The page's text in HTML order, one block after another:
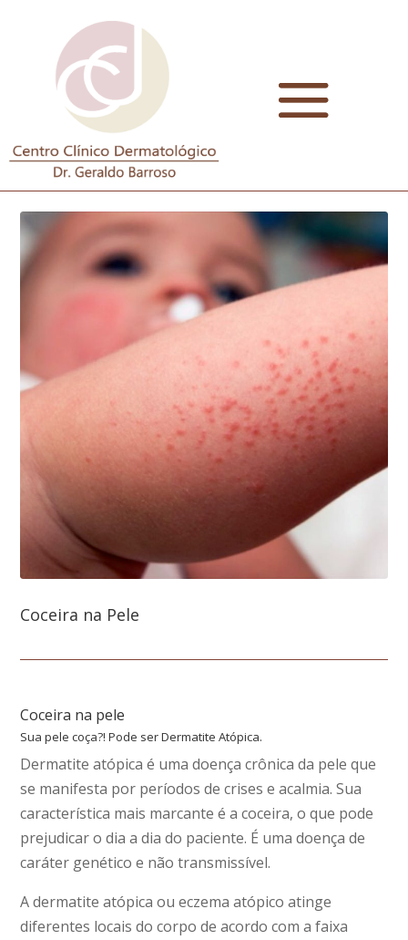
Coceira na Pele
Coceira na pele
Sua pele coça?! Pode ser Dermatite Atópica.
Dermatite atópica é uma doença crônica da pele que
se manifesta por períodos de crises e acalmia. Sua
característica mais marcante é a coceira, o que pode
prejudicar o dia a dia do paciente. É uma doença de
caráter genético e não transmissível.
A dermatite atópica ou eczema atópico atinge
diferentes locais do corpo de acordo com a faixa